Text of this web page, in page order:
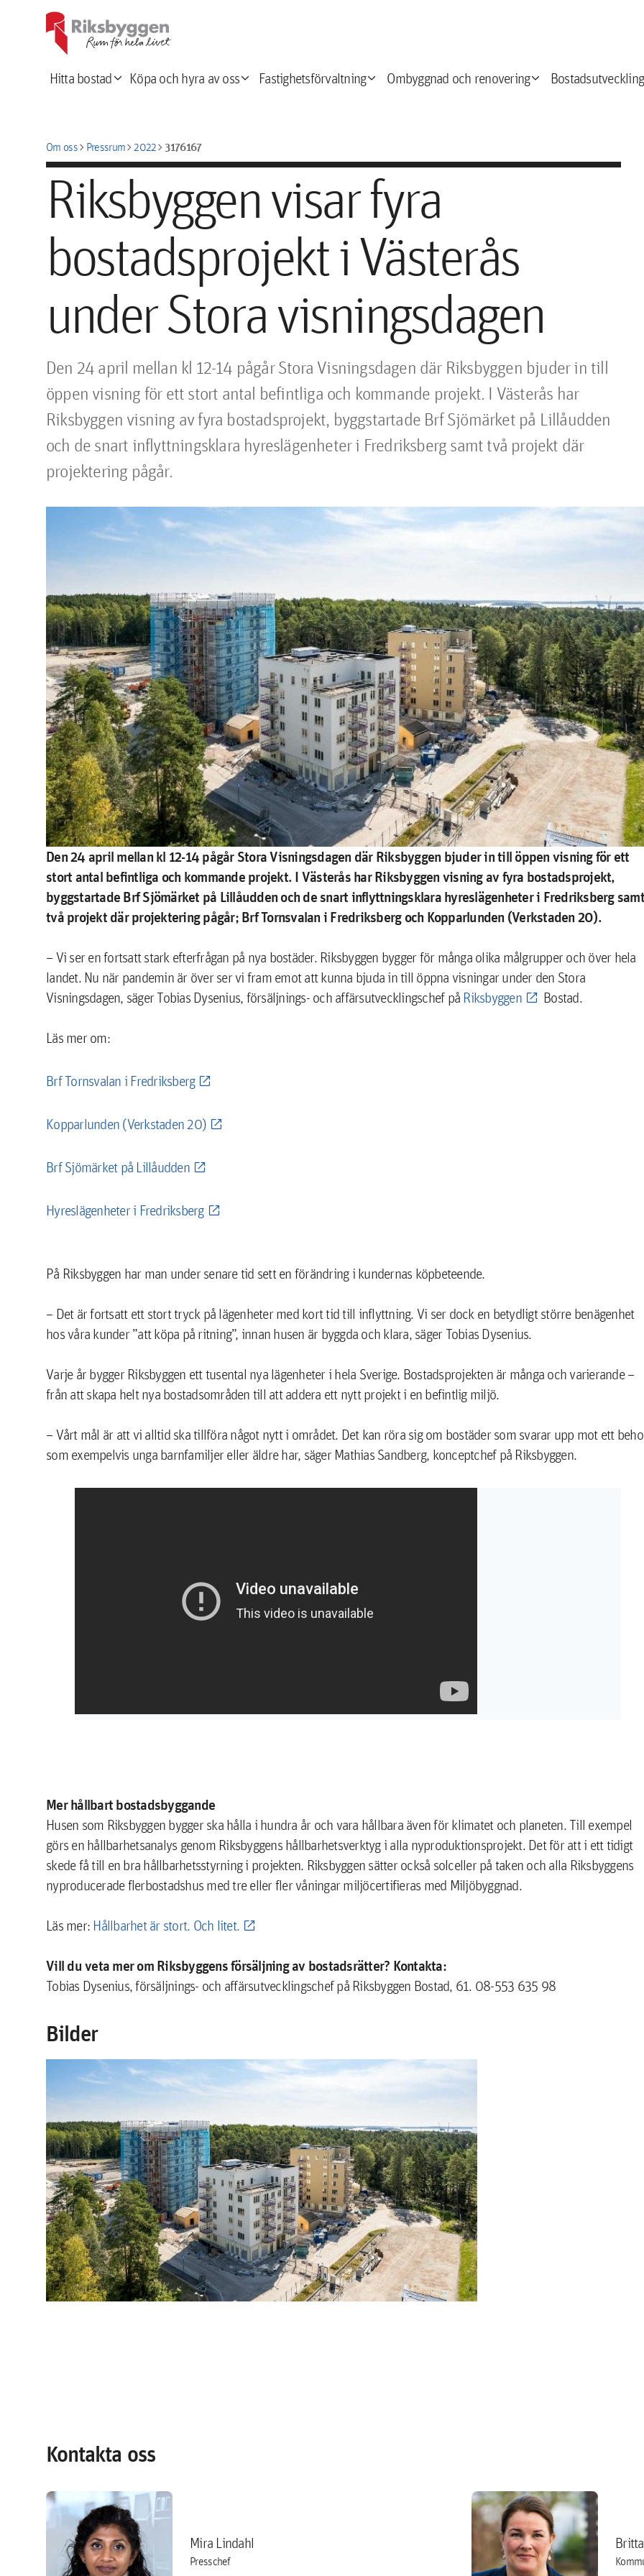
Hitta bostadexpand_more Köpa och hyra av ossexpand_more Fastighetsförvaltningexpand_more Ombyggnad och renoveringexpand_more Bostadsutveckling
Om osschevron_rightPressrumchevron_right2022chevron_right3176167
Riksbyggen visar fyra
bostadsprojekt i Västerås
under Stora visningsdagen
Den 24 april mellan kl 12-14 pågår Stora Visningsdagen där Riksbyggen bjuder in till
öppen visning för ett stort antal befintliga och kommande projekt. I Västerås har
Riksbyggen visning av fyra bostadsprojekt, byggstartade Brf Sjömärket på Lillåudden
och de snart inflyttningsklara hyreslägenheter i Fredriksberg samt två projekt där
projektering pågår.
Den 24 april mellan kl 12-14 pågår Stora Visningsdagen där Riksbyggen bjuder in till öppen visning för ett
stort antal befintliga och kommande projekt. I Västerås har Riksbyggen visning av fyra bostadsprojekt,
byggstartade Brf Sjömärket på Lillåudden och de snart inflyttningsklara hyreslägenheter i Fredriksberg samt
två projekt där projektering pågår; Brf Tornsvalan i Fredriksberg och Kopparlunden (Verkstaden 20).
– Vi ser en fortsatt stark efterfrågan på nya bostäder. Riksbyggen bygger för många olika målgrupper och över hela
landet. Nu när pandemin är över ser vi fram emot att kunna bjuda in till öppna visningar under den Stora
Visningsdagen, säger Tobias Dysenius, försäljnings- och affärsutvecklingschef på Riksbyggen Bostad.
Läs mer om:
Brf Tornsvalan i Fredriksberg
Kopparlunden (Verkstaden 20)
Brf Sjömärket på Lillåudden
Hyreslägenheter i Fredriksberg
På Riksbyggen har man under senare tid sett en förändring i kundernas köpbeteende.
– Det är fortsatt ett stort tryck på lägenheter med kort tid till inflyttning. Vi ser dock en betydligt större benägenhet
hos våra kunder ”att köpa på ritning”, innan husen är byggda och klara, säger Tobias Dysenius.
Varje år bygger Riksbyggen ett tusental nya lägenheter i hela Sverige. Bostadsprojekten är många och varierande –
från att skapa helt nya bostadsområden till att addera ett nytt projekt i en befintlig miljö.
– Vårt mål är att vi alltid ska tillföra något nytt i området. Det kan röra sig om bostäder som svarar upp mot ett
som exempelvis unga barnfamiljer eller äldre har, säger Mathias Sandberg, konceptchef på Riksbyggen.
Mer hållbart bostadsbyggande
Husen som Riksbyggen bygger ska hålla i hundra år och vara hållbara även för klimatet och planeten. Till exempel
görs en hållbarhetsanalys genom Riksbyggens hållbarhetsverktyg i alla nyproduktionsprojekt. Det för att i ett tidigt
skede få till en bra hållbarhetsstyrning i projekten. Riksbyggen sätter också solceller på taken och alla Riksbyggens
nyproducerade flerbostadshus med tre eller fler våningar miljöcertifieras med Miljöbyggnad.
Läs mer: Hållbarhet är stort. Och litet.
Vill du veta mer om Riksbyggens försäljning av bostadsrätter? Kontakta:
Tobias Dysenius, försäljnings- och affärsutvecklingschef på Riksbyggen Bostad, 61. 08-553 635 98
Bilder
Kontakta oss
Mira Lindahl
Presschef